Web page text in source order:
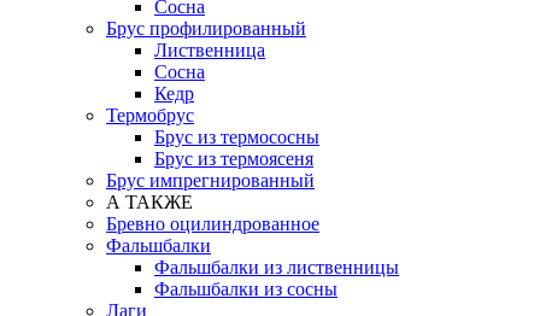
Сосна
Брус профилированный
Лиственница
Сосна
Кедр
Термобрус
Брус из термососны
Брус из термоясеня
Брус импрегнированный
А ТАКЖЕ
Бревно оцилиндрованное
Фальшбалки
Фальшбалки из лиственницы
Фальшбалки из сосны
Лаги